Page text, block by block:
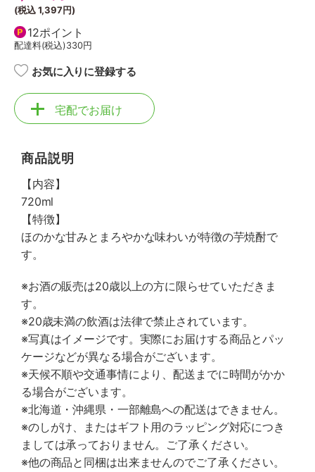
(税込1,397円)
12ポイント
配達料(税込)330円
お気に入りに登録する
宅配でお届け
商品説明
【内容】
720ml
【特徴】
ほのかな甘みとまろやかな味わいが特徴の芋焼酎で
す。
※お酒の販売は20歳以上の方に限らせていただきま
す。
※20歳未満の飲酒は法律で禁止されています。
※写真はイメージです。実際にお届けする商品とパッ
ケージなどが異なる場合がございます。
※天候不順や交通事情により、配送までに時間がかか
る場合がございます。
※北海道・沖縄県・一部離島への配送はできません。
※のしがけ、またはギフト用のラッピング対応につき
ましては承っておりません。ご了承ください。
※他の商品と同梱は出来ませんのでご了承ください。